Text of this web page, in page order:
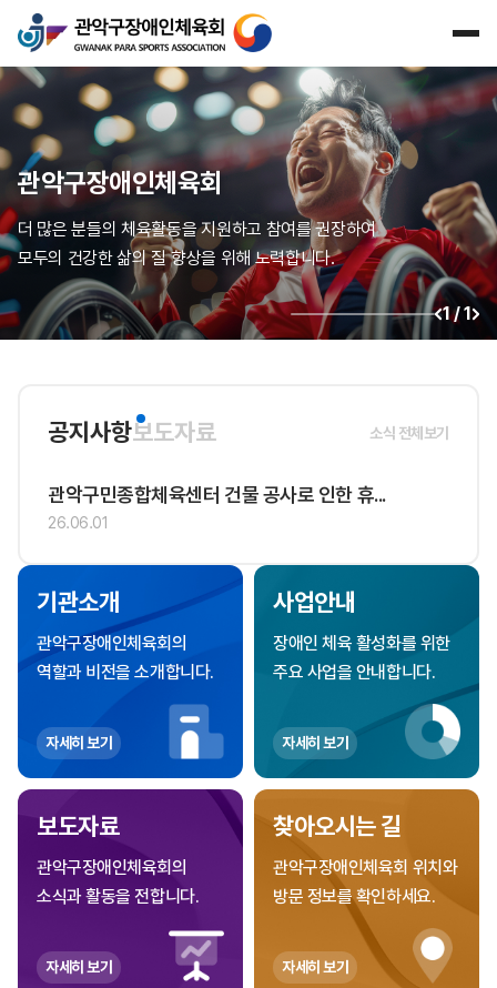
관악구장애인체육회
더 많은 분들의 체육활동을 지원하고 참여를 권장하여
모두의 건강한 삶의 질 향상을 위해 노력합니다.
1/1
공지사항보도자료 소식 전체보기
관악구민종합체육센터 건물 공사로 인한 휴...
26.06.01
기관소개
관악구장애인체육회의
역할과 비전을 소개합니다.
자세히 보기
사업안내
장애인 체육 활성화를 위한
주요 사업을 안내합니다.
자세히 보기
보도자료
관악구장애인체육회의
소식과 활동을 전합니다.
자세히 보기
찾아오시는 길
관악구장애인체육회 위치와
방문 정보를 확인하세요.
자세히 보기